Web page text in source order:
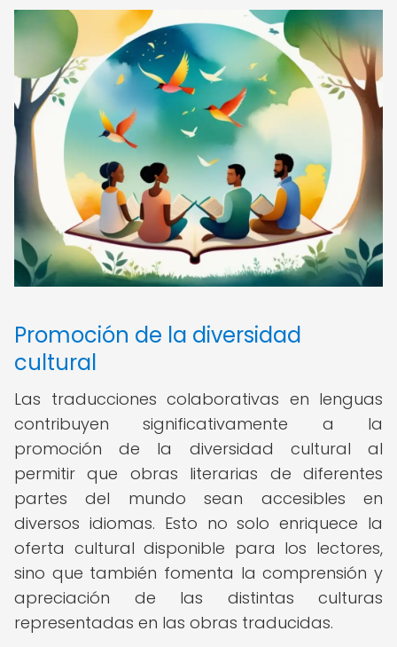
Promoción de la diversidad
cultural
Las traducciones colaborativas en lenguas
contribuyen significativamente a la
promoción de la diversidad cultural al
permitir que obras literarias de diferentes
partes del mundo sean accesibles en
diversos idiomas. Esto no solo enriquece la
oferta cultural disponible para los lectores,
sino que también fomenta la comprensión y
apreciación de las distintas culturas
representadas en las obras traducidas.